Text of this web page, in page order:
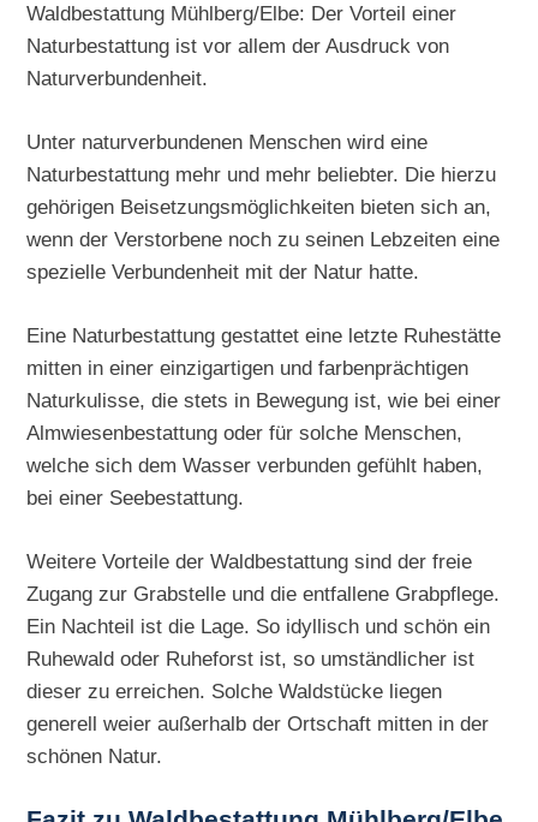
Waldbestattung Mühlberg/Elbe: Der Vorteil einer
Naturbestattung ist vor allem der Ausdruck von
Naturverbundenheit.
Unter naturverbundenen Menschen wird eine
Naturbestattung mehr und mehr beliebter. Die hierzu
gehörigen Beisetzungsmöglichkeiten bieten sich an,
wenn der Verstorbene noch zu seinen Lebzeiten eine
spezielle Verbundenheit mit der Natur hatte.
Eine Naturbestattung gestattet eine letzte Ruhestätte
mitten in einer einzigartigen und farbenprächtigen
Naturkulisse, die stets in Bewegung ist, wie bei einer
Almwiesenbestattung oder für solche Menschen,
welche sich dem Wasser verbunden gefühlt haben,
bei einer Seebestattung.
Weitere Vorteile der Waldbestattung sind der freie
Zugang zur Grabstelle und die entfallene Grabpflege.
Ein Nachteil ist die Lage. So idyllisch und schön ein
Ruhewald oder Ruheforst ist, so umständlicher ist
dieser zu erreichen. Solche Waldstücke liegen
generell weier außerhalb der Ortschaft mitten in der
schönen Natur.